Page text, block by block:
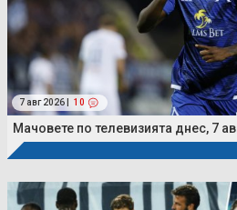
7 авг 2026 | 10
Мачовете по телевизията днес, 7